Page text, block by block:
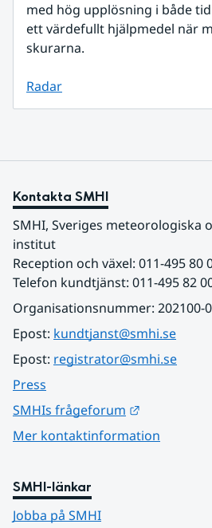
med hög upplösning i både
ett värdefullt hjälpmedel när
skurarna.
Radar
Kontakta SMHI
SMHI, Sveriges meteorologiska
institut
Reception och växel: 011-495 80
Telefon kundtjänst: 011-495 82
Organisationsnummer: 202100-
Epost: kundtjanst@smhi.se
Epost: registrator@smhi.se
Press
SMHIs frågeforum
Mer kontaktinformation
SMHI-länkar
Jobba på SMHI